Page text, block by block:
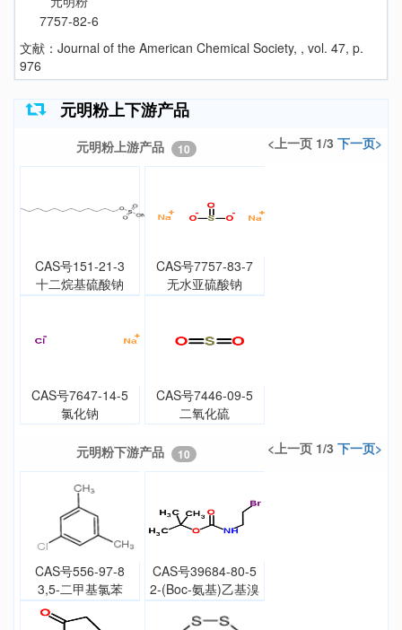
7757-82-6
文献：Journal of the American Chemical Society, , vol. 47, p.
976
元明粉上下游产品
元明粉上游产品 10 <上一页 1/3 下一页>
CAS号151-21-3
十二烷基硫酸钠
CAS号7757-83-7
无水亚硫酸钠
CAS号7647-14-5
氯化钠
CAS号7446-09-5
二氧化硫
元明粉下游产品 10 <上一页 1/3 下一页>
CAS号556-97-8
3,5-二甲基氯苯
CAS号39684-80-5
2-(Boc-氨基)乙基溴